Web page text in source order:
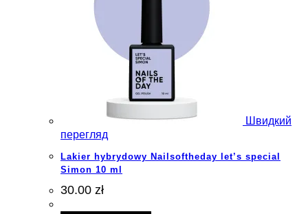
Швидкий
перегляд
Lakier hybrydowy Nailsoftheday let’s special
Simon 10 ml
30.00 zł